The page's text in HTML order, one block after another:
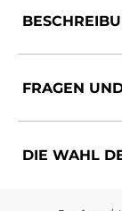
FRAGEN
DIE WAHL